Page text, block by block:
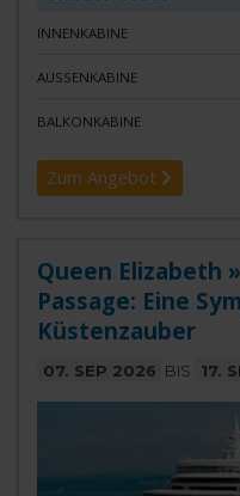
INNENKABINE
AUSSENKABINE
BALKONKABINE
Zum Angebot
Queen Elizabeth
Passage: Eine
Küstenzauber
07. SEP 2026 BIS 17.